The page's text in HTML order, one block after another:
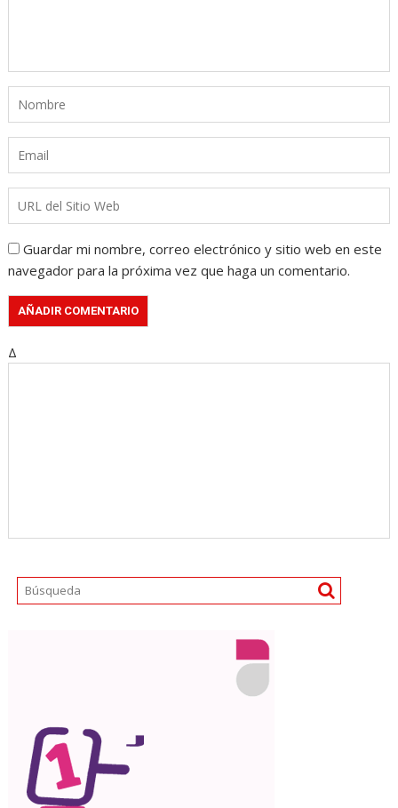
Guardar mi nombre, correo electrónico y sitio web en este
navegador para la próxima vez que haga un comentario.
Δ